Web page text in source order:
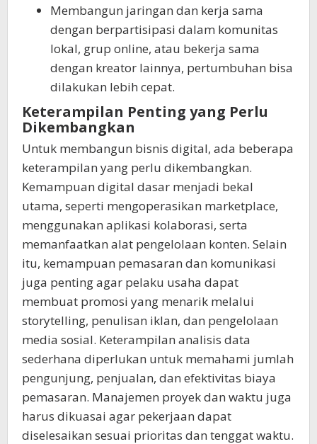
Membangun jaringan dan kerja sama
dengan berpartisipasi dalam komunitas
lokal, grup online, atau bekerja sama
dengan kreator lainnya, pertumbuhan bisa
dilakukan lebih cepat.
Keterampilan Penting yang Perlu
Dikembangkan
Untuk membangun bisnis digital, ada beberapa
keterampilan yang perlu dikembangkan.
Kemampuan digital dasar menjadi bekal
utama, seperti mengoperasikan marketplace,
menggunakan aplikasi kolaborasi, serta
memanfaatkan alat pengelolaan konten. Selain
itu, kemampuan pemasaran dan komunikasi
juga penting agar pelaku usaha dapat
membuat promosi yang menarik melalui
storytelling, penulisan iklan, dan pengelolaan
media sosial. Keterampilan analisis data
sederhana diperlukan untuk memahami jumlah
pengunjung, penjualan, dan efektivitas biaya
pemasaran. Manajemen proyek dan waktu juga
harus dikuasai agar pekerjaan dapat
diselesaikan sesuai prioritas dan tenggat waktu.